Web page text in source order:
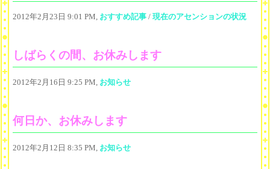
2012年2月23日 9:01 PM, おすすめ記事 / 現在のアセンションの状況
しばらくの間、お休みします
2012年2月16日 9:25 PM, お知らせ
何日か、お休みします
2012年2月12日 8:35 PM, お知らせ